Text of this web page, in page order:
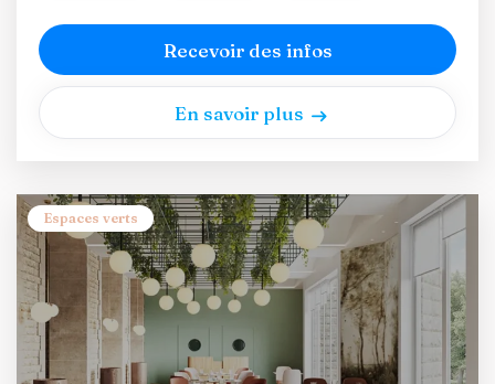
Recevoir des infos
En savoir plus
Espaces verts